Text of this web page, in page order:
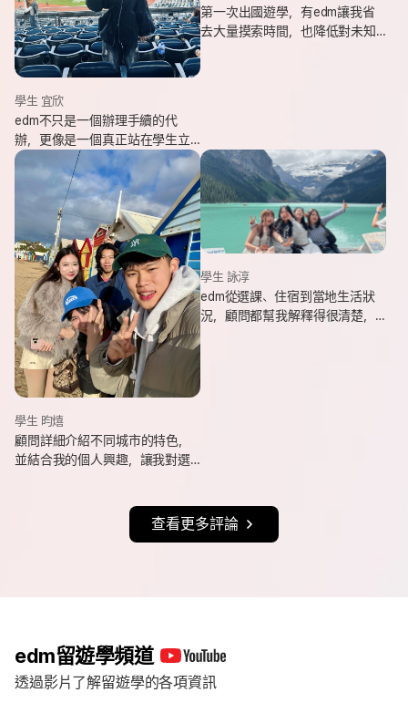
學生 宜欣
edm不只是一個辦理手續的代
辦，更像是一個真正站在學生立
場、陪伴並支持你完成留遊學夢
想的夥伴。這也是我會想推薦
edm的原因。
第一次出國遊學，有edm讓我省
去大量摸索時間，也降低對未知
學生 昀熺
顧問詳細介紹不同城市的特色，
並結合我的個人興趣，讓我對選
學生 詠淳
edm從選課、住宿到當地生活狀
況，顧問都幫我解釋得很清楚，
查看更多評論
edm留遊學頻道
透過影片了解留遊學的各項資訊